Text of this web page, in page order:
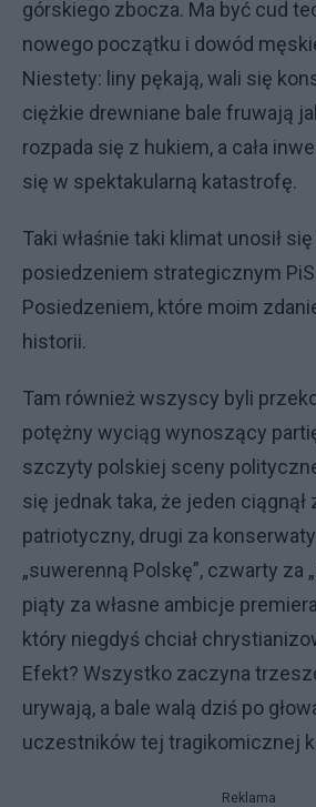
górskiego zbocza. Ma być cud
nowego początku i dowód
Niestety: liny pękają, wali się
ciężkie drewniane bale fruwają
rozpada się z hukiem, a cała
się w spektakularną katastrofę.
Taki właśnie taki klimat unosił
posiedzeniem strategicznym
Posiedzeniem, które moim
historii.
Tam również wszyscy byli
potężny wyciąg wynoszący
szczyty polskiej sceny
się jednak taka, że jeden ciągnął
patriotyczny, drugi za
„suwerenną Polskę”, czwarty za
piąty za własne ambicje
który niegdyś chciał
Efekt? Wszystko zaczyna
urywają, a bale walą dziś po
uczestników tej tragikomicznej
Reklama